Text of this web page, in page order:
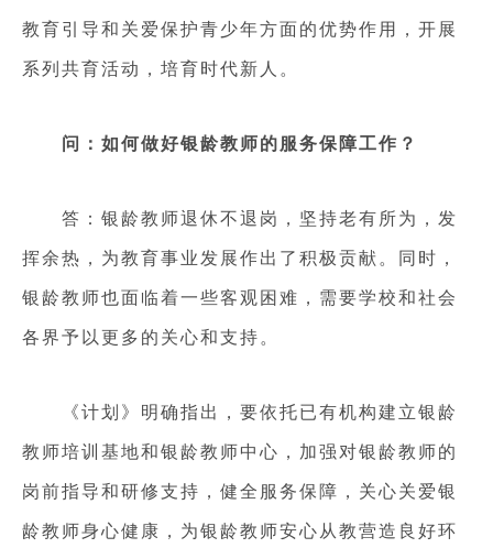
教育引导和关爱保护青少年方面的优势作用，开展
系列共育活动，培育时代新人。
问：如何做好银龄教师的服务保障工作？
答：银龄教师退休不退岗，坚持老有所为，发
挥余热，为教育事业发展作出了积极贡献。同时，
银龄教师也面临着一些客观困难，需要学校和社会
各界予以更多的关心和支持。
《计划》明确指出，要依托已有机构建立银龄
教师培训基地和银龄教师中心，加强对银龄教师的
岗前指导和研修支持，健全服务保障，关心关爱银
龄教师身心健康，为银龄教师安心从教营造良好环